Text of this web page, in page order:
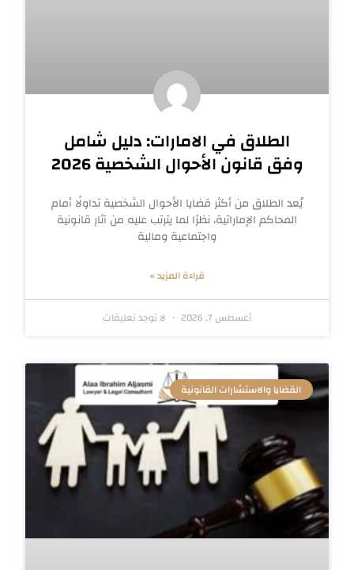
الطلاق في الامارات: دليل شامل
وفق قانون الأحوال الشخصية 2026
يُعد الطلاق من أكثر قضايا الأحوال الشخصية تداولًا أمام
المحاكم الإماراتية، نظرًا لما يترتب عليه من آثار قانونية
واجتماعية ومالية
قراءة المزيد »
أغسطس 7, 2026 لا توجد تعليقات
القضايا والاستشارات القانونية